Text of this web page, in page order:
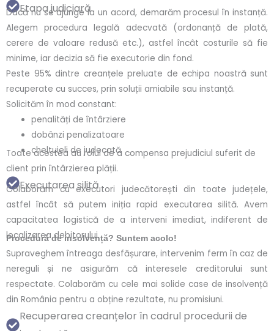
Etapa judiciară
Dacă nu se ajunge la un acord, demarăm procesul în instanță.
Alegem procedura legală adecvată (ordonanță de plată,
cerere de valoare redusă etc.), astfel încât costurile să fie
minime, iar decizia să fie executorie din fond.
Peste 95% dintre creanțele preluate de echipa noastră sunt
recuperate cu succes, prin soluții amiabile sau instanță.
Solicităm în mod constant:
penalități de întârziere
dobânzi penalizatoare
cheltuieli de judecată
Toate acestea au rolul de a compensa prejudiciul suferit de
client prin întârzierea plății.
Executarea silită
Colaborăm cu executori judecătorești din toate județele,
astfel încât să putem iniția rapid executarea silită. Avem
capacitatea logistică de a interveni imediat, indiferent de
localizarea debitorului.
Procedură de insolvență? Suntem acolo!
Supraveghem întreaga desfășurare, intervenim ferm în caz de
nereguli și ne asigurăm că interesele creditorului sunt
respectate. Colaborăm cu cele mai solide case de insolvență
din România pentru a obține rezultate, nu promisiuni.
Recuperarea creanțelor în cadrul procedurii de